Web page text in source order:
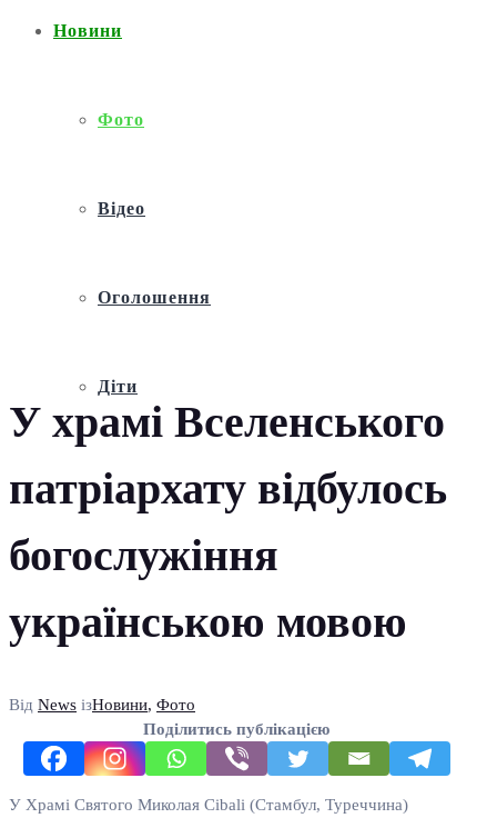
Новини
Фото
Відео
Оголошення
Діти
У храмі Вселенського
патріархату відбулось
богослужіння
українською мовою
Від News ізНовини, Фото
Поділитись публікацією
У Храмі Святого Миколая Cibali (Стамбул, Туреччина)